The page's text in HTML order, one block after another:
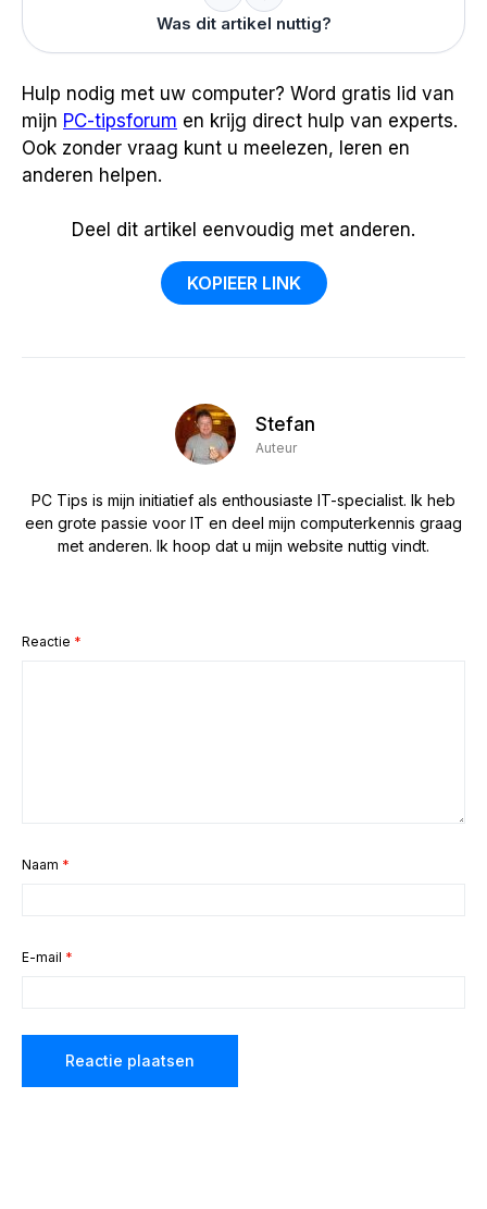
Was dit artikel nuttig?
Hulp nodig met uw computer? Word gratis lid van
mijn PC-tipsforum en krijg direct hulp van experts.
Ook zonder vraag kunt u meelezen, leren en
anderen helpen.
Deel dit artikel eenvoudig met anderen.
KOPIEER LINK
Stefan
Auteur
PC Tips is mijn initiatief als enthousiaste IT-specialist. Ik heb
een grote passie voor IT en deel mijn computerkennis graag
met anderen. Ik hoop dat u mijn website nuttig vindt.
Reactie *
Naam *
E-mail *